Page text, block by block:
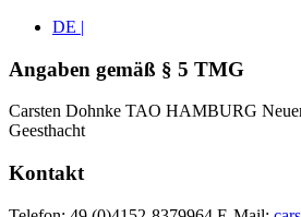
DE |
Angaben gemäß § 5 TMG
Carsten Dohnke TAO HAMBURG
Geesthacht
Kontakt